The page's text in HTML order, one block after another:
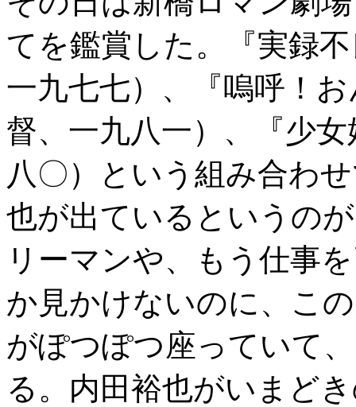
てを鑑賞した。『実録
一九七七）、『嗚呼！
督、一九八一）、『少
八〇）という組み合わ
也が出ているというの
リーマンや、もう仕事
か見かけないのに、こ
がぽつぽつ座っていて
る。内田裕也がいまど